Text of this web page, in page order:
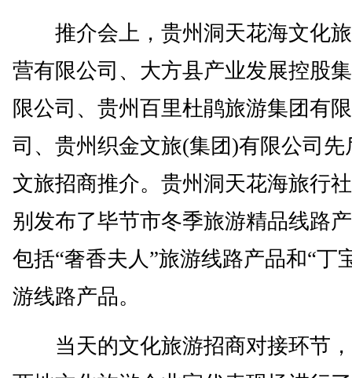
推介会上，贵州洞天花海文化
营有限公司、大方县产业发展控股
限公司、贵州百里杜鹃旅游集团有
司、贵州织金文旅(集团)有限公司先
文旅招商推介。贵州洞天花海旅行
别发布了毕节市冬季旅游精品线路
包括“奢香夫人”旅游线路产品和“丁
游线路产品。
当天的文化旅游招商对接环节